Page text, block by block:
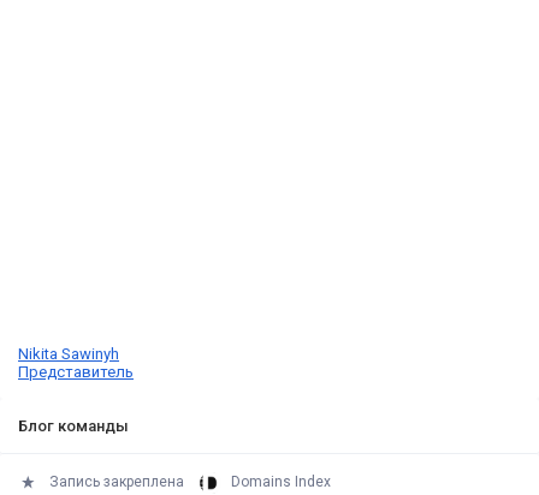
Nikita Sawinyh
Представитель
Блог команды
Запись закреплена Domains Index